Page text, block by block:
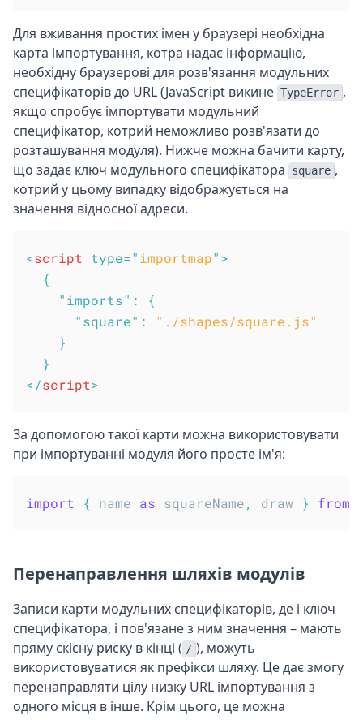
Для вживання простих імен у браузері необхідна
карта імпортування, котра надає інформацію,
необхідну браузерові для розв'язання модульних
специфікаторів до URL (JavaScript викине TypeError ,
якщо спробує імпортувати модульний
специфікатор, котрий неможливо розв'язати до
розташування модуля). Нижче можна бачити карту,
що задає ключ модульного специфікатора
square ,
котрий у цьому випадку відображується на
значення відносної адреси.
<script type="importmap">
{
"imports" :
{
"square" :
"./shapes/square.js"
}
}
</script>
За допомогою такої карти можна використовувати
при імпортуванні модуля його просте ім'я:
import { name as squareName, draw } from
Перенаправлення шляхів модулів
Записи карти модульних специфікаторів, де і ключ
специфікатора, і пов'язане з ним значення – мають
пряму скісну риску в кінці ( / ), можуть
використовуватися як префікси шляху. Це дає змогу
перенаправляти цілу низку URL імпортування з
одного місця в інше. Крім цього, це можна